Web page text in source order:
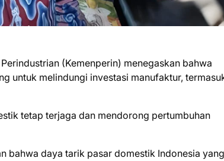
(Kemenperin) menegaskan bahwa
untuk melindungi investasi manufaktur,
tetap terjaga dan mendorong pertumbuhan
bahwa daya tarik pasar domestik Indonesia yang